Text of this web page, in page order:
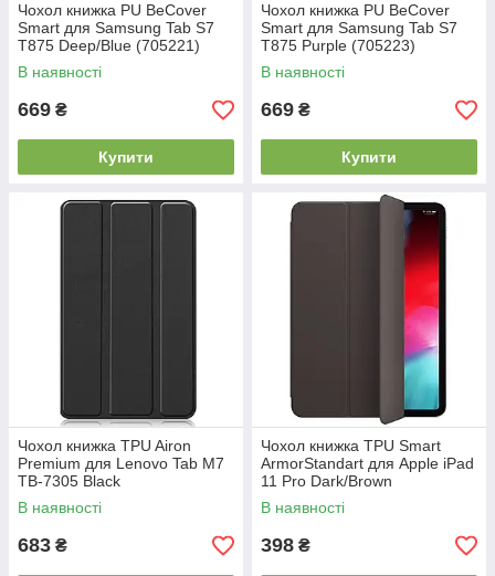
Чохол книжка PU BeCover
Smart для Samsung Tab S7
T875 Deep/Blue (705221)
В наявності
669 ₴
Купити
Чохол книжка PU BeCover
Smart для Samsung Tab S7
T875 Purple (705223)
В наявності
669 ₴
Купити
Чохол книжка TPU Airon
Premium для Lenovo Tab M7
TB-7305 Black
(4821784622454)
В наявності
683 ₴
Чохол книжка TPU Smart
ArmorStandart для Apple iPad
11 Pro Dark/Brown
(ARM54004)
В наявності
398 ₴